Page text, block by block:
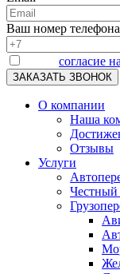
Ваш номер телефона
согласие
О компании
Наша
Отзывы
Услуги
Честный